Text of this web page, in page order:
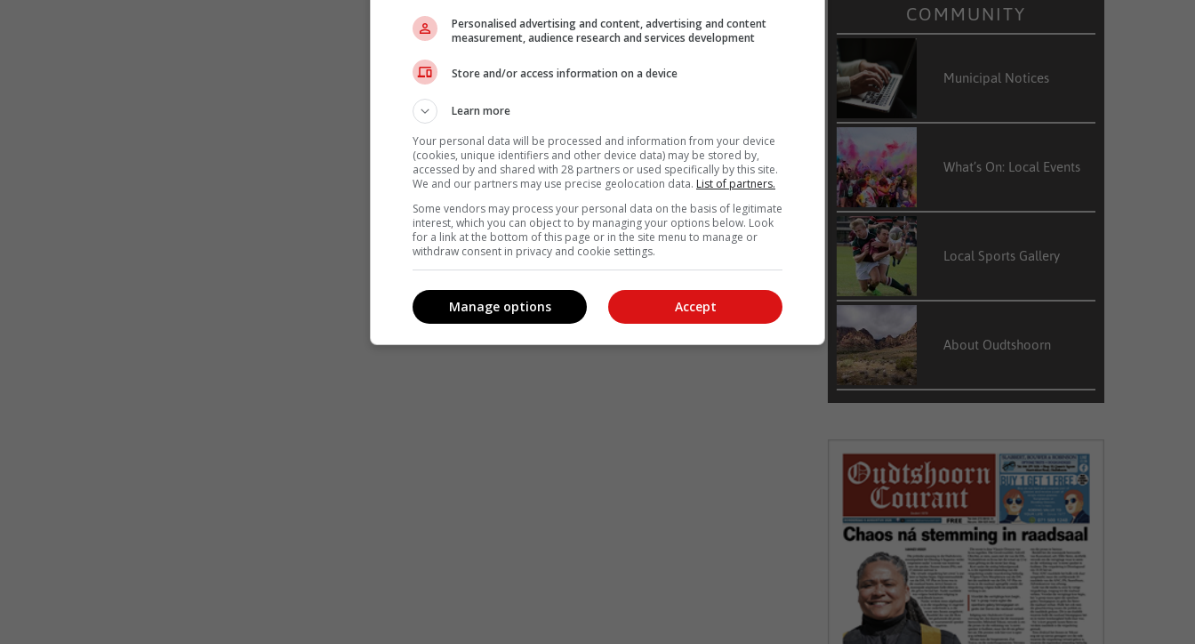
COMMUNITY
Municipal Notices
What’s On: Local Events
Local Sports Gallery
About Oudtshoorn
Personalised advertising and content, advertising and content
measurement, audience research and services development
Store and/or access information on a device
Learn more
Your personal data will be processed and information from your device
(cookies, unique identifiers and other device data) may be stored by,
accessed by and shared with 28 partners or used specifically by this site.
We and our partners may use precise geolocation data. List of partners.
Some vendors may process your personal data on the basis of legitimate
interest, which you can object to by managing your options below. Look
for a link at the bottom of this page or in the site menu to manage or
withdraw consent in privacy and cookie settings.
Accept
Manage options